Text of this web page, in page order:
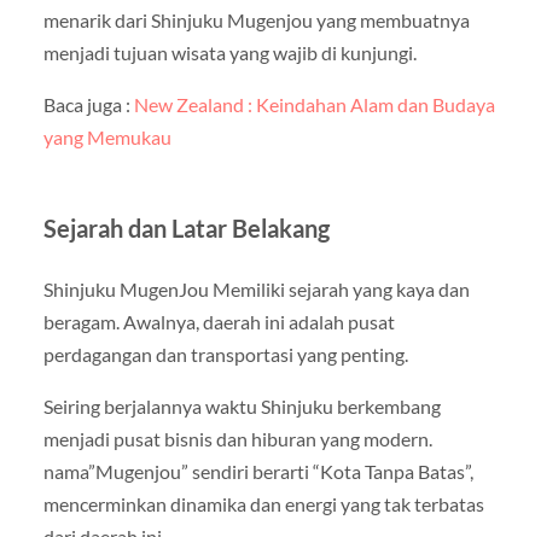
menarik dari Shinjuku Mugenjou yang membuatnya
menjadi tujuan wisata yang wajib di kunjungi.
Baca juga : New Zealand : Keindahan Alam dan Budaya
yang Memukau
Sejarah dan Latar Belakang
Shinjuku MugenJou Memiliki sejarah yang kaya dan
beragam. Awalnya, daerah ini adalah pusat
perdagangan dan transportasi yang penting.
Seiring berjalannya waktu Shinjuku berkembang
menjadi pusat bisnis dan hiburan yang modern.
nama”Mugenjou” sendiri berarti “Kota Tanpa Batas”,
mencerminkan dinamika dan energi yang tak terbatas